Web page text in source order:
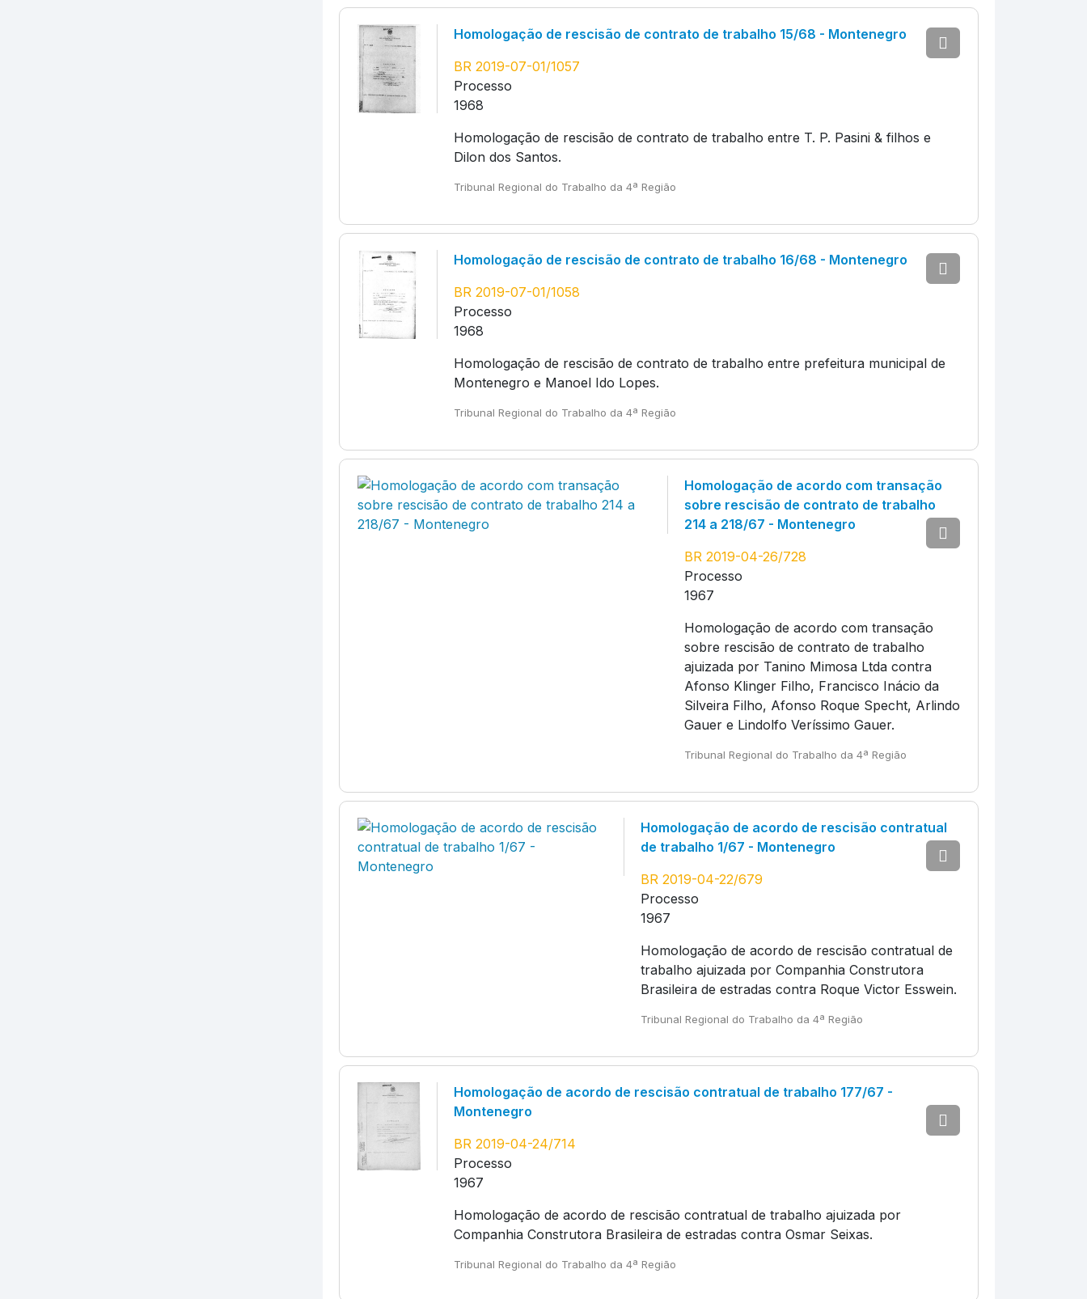
Homologação de rescisão de contrato de trabalho 15/68 - Montenegro
BR 2019-07-01/1057
Processo
1968
Homologação de rescisão de contrato de trabalho entre T. P. Pasini & filhos e
Dilon dos Santos.
Tribunal Regional do Trabalho da 4ª Região
Homologação de rescisão de contrato de trabalho 16/68 - Montenegro
BR 2019-07-01/1058
Processo
1968
Homologação de rescisão de contrato de trabalho entre prefeitura municipal de
Montenegro e Manoel Ido Lopes.
Tribunal Regional do Trabalho da 4ª Região
Homologação de acordo com transação
sobre rescisão de contrato de trabalho
214 a 218/67 - Montenegro
BR 2019-04-26/728
Processo
1967
Homologação de acordo com transação
sobre rescisão de contrato de trabalho
ajuizada por Tanino Mimosa Ltda contra
Afonso Klinger Filho, Francisco Inácio da
Silveira Filho, Afonso Roque Specht, Arlindo
Gauer e Lindolfo Veríssimo Gauer.
Tribunal Regional do Trabalho da 4ª Região
Homologação de acordo de rescisão contratual
de trabalho 1/67 - Montenegro
BR 2019-04-22/679
Processo
1967
Homologação de acordo de rescisão contratual de
trabalho ajuizada por Companhia Construtora
Brasileira de estradas contra Roque Victor Esswein.
Tribunal Regional do Trabalho da 4ª Região
Homologação de acordo de rescisão contratual de trabalho 177/67 -
Montenegro
BR 2019-04-24/714
Processo
1967
Homologação de acordo de rescisão contratual de trabalho ajuizada por
Companhia Construtora Brasileira de estradas contra Osmar Seixas.
Tribunal Regional do Trabalho da 4ª Região